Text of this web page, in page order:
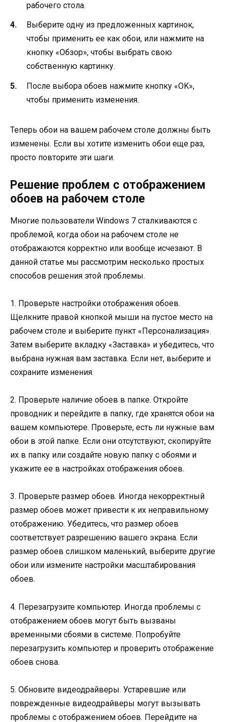
рабочего стола.
Выберите одну из предложенных картинок,
чтобы применить ее как обои, или нажмите на
кнопку «Обзор», чтобы выбрать свою
собственную картинку.
После выбора обоев нажмите кнопку «OK»,
чтобы применить изменения.
Теперь обои на вашем рабочем столе должны быть
изменены. Если вы хотите изменить обои еще раз,
просто повторите эти шаги.
Решение проблем с отображением
обоев на рабочем столе
Многие пользователи Windows 7 сталкиваются с
проблемой, когда обои на рабочем столе не
отображаются корректно или вообще исчезают. В
данной статье мы рассмотрим несколько простых
способов решения этой проблемы.
1. Проверьте настройки отображения обоев.
Щелкните правой кнопкой мыши на пустое место на
рабочем столе и выберите пункт «Персонализация».
Затем выберите вкладку «Заставка» и убедитесь, что
выбрана нужная вам заставка. Если нет, выберите и
сохраните изменения.
2. Проверьте наличие обоев в папке. Откройте
проводник и перейдите в папку, где хранятся обои на
вашем компьютере. Проверьте, есть ли нужные вам
обои в этой папке. Если они отсутствуют, скопируйте
их в папку или создайте новую папку с обоями и
укажите ее в настройках отображения обоев.
3. Проверьте размер обоев. Иногда некорректный
размер обоев может привести к их неправильному
отображению. Убедитесь, что размер обоев
соответствует разрешению вашего экрана. Если
размер обоев слишком маленький, выберите другие
обои или измените настройки масштабирования
обоев.
4. Перезагрузите компьютер. Иногда проблемы с
отображением обоев могут быть вызваны
временными сбоями в системе. Попробуйте
перезагрузить компьютер и проверить отображение
обоев снова.
5. Обновите видеодрайверы. Устаревшие или
поврежденные видеодрайверы могут вызывать
проблемы с отображением обоев. Перейдите на